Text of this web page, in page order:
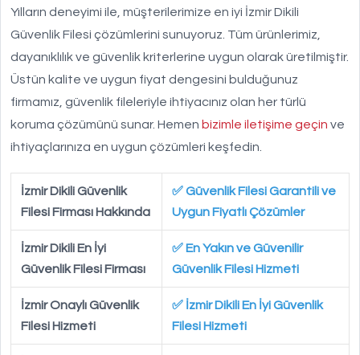
Yılların deneyimi ile, müşterilerimize en iyi İzmir Dikili
Güvenlik Filesi çözümlerini sunuyoruz. Tüm ürünlerimiz,
dayanıklılık ve güvenlik kriterlerine uygun olarak üretilmiştir.
Üstün kalite ve uygun fiyat dengesini bulduğunuz
firmamız, güvenlik fileleriyle ihtiyacınız olan her türlü
koruma çözümünü sunar. Hemen bizimle iletişime geçin ve
ihtiyaçlarınıza en uygun çözümleri keşfedin.
İzmir Dikili Güvenlik
Filesi Firması Hakkında
✅ Güvenlik Filesi Garantili ve
Uygun Fiyatlı Çözümler
İzmir Dikili En İyi
Güvenlik Filesi Firması
✅ En Yakın ve Güvenilir
Güvenlik Filesi Hizmeti
İzmir Onaylı Güvenlik
Filesi Hizmeti
✅ İzmir Dikili En İyi Güvenlik
Filesi Hizmeti